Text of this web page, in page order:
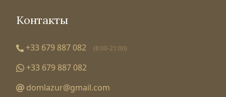
Контакты
+33 679 887 082 (8:00-21:00)
+33 679 887 082
domlazur@gmail.com